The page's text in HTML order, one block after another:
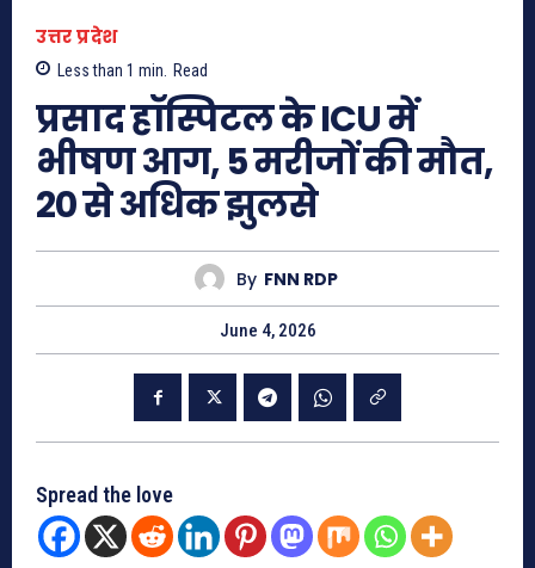
उत्तर प्रदेश
Less than 1 min. Read
प्रसाद हॉस्पिटल के ICU में
भीषण आग, 5 मरीजों की मौत,
20 से अधिक झुलसे
By FNN RDP
June 4, 2026
Spread the love